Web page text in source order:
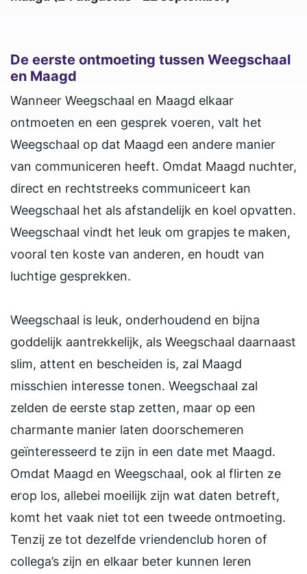
De eerste ontmoeting tussen Weegschaal
en Maagd
Wanneer Weegschaal en Maagd elkaar
ontmoeten en een gesprek voeren, valt het
Weegschaal op dat Maagd een andere manier
van communiceren heeft. Omdat Maagd nuchter,
direct en rechtstreeks communiceert kan
Weegschaal het als afstandelijk en koel opvatten.
Weegschaal vindt het leuk om grapjes te maken,
vooral ten koste van anderen, en houdt van
luchtige gesprekken.
Weegschaal is leuk, onderhoudend en bijna
goddelijk aantrekkelijk, als Weegschaal daarnaast
slim, attent en bescheiden is, zal Maagd
misschien interesse tonen. Weegschaal zal
zelden de eerste stap zetten, maar op een
charmante manier laten doorschemeren
geïnteresseerd te zijn in een date met Maagd.
Omdat Maagd en Weegschaal, ook al flirten ze
erop los, allebei moeilijk zijn wat daten betreft,
komt het vaak niet tot een tweede ontmoeting.
Tenzij ze tot dezelfde vriendenclub horen of
collega’s zijn en elkaar beter kunnen leren